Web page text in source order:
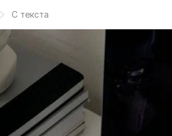
С текста